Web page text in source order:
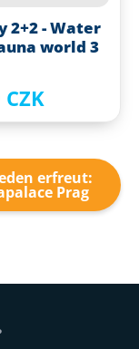
2+2 - Water
world 3
erfreut:
Prag